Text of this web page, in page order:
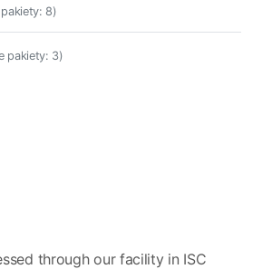
8)
pakiety: 3)
through our facility in ISC